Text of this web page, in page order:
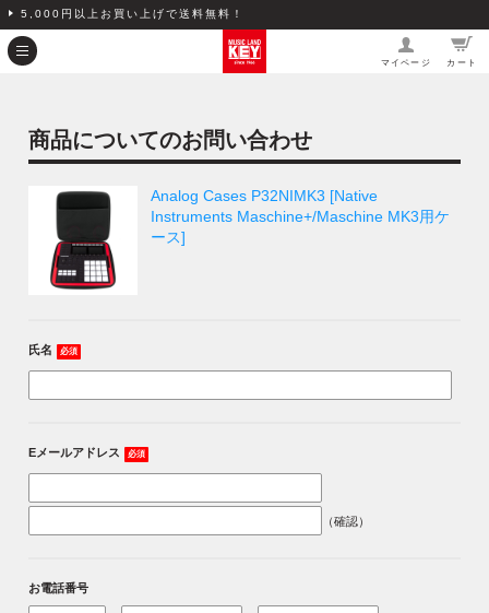
5,000円以上お買い上げで送料無料！
マイページ カート
商品についてのお問い合わせ
Analog Cases P32NIMK3 [Native
Instruments Maschine+/Maschine MK3用ケ
ース]
氏名 必須
Eメールアドレス 必須
（確認）
お電話番号